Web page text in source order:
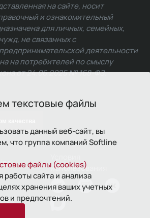
текстовые файлы
данный веб-сайт, вы
что группа компаний Softline
файлы (cookies)
работы сайта и анализа
хранения ваших учетных
и предпочтений.
качества
на сайте, носит
и ознакомительный
для личных, семейных,
не связанных с
деятельности
на потребителей по смыслу
от 24.06.2025 № 168-ФЗ.
использования